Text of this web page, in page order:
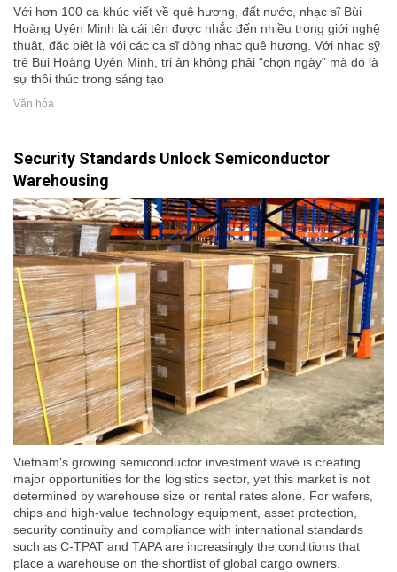
Với hơn 100 ca khúc viết về quê hương, đất nước, nhạc sĩ Bùi
Hoàng Uyên Minh là cái tên được nhắc đến nhiều trong giới nghệ
thuật, đặc biệt là vói các ca sĩ dòng nhạc quê hương. Với nhạc sỹ
trẻ Bùi Hoàng Uyên Minh, tri ân không phải “chọn ngày” mà đó là
sự thôi thúc trong sáng tạo
Văn hóa
Security Standards Unlock Semiconductor
Warehousing
Vietnam's growing semiconductor investment wave is creating
major opportunities for the logistics sector, yet this market is not
determined by warehouse size or rental rates alone. For wafers,
chips and high-value technology equipment, asset protection,
security continuity and compliance with international standards
such as C-TPAT and TAPA are increasingly the conditions that
place a warehouse on the shortlist of global cargo owners.